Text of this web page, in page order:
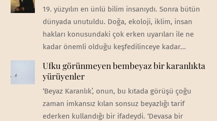
19. yüzyılın en ünlü bilim insanıydı. Sonra bütün
dünyada unutuldu. Doğa, ekoloji, iklim, insan
hakları konusundaki çok erken uyarıları ile ne
kadar önemli olduğu keşfedilinceye kadar...
Ufku görünmeyen bembeyaz bir karanlıkta
yürüyenler
‘Beyaz Karanlık’, onun, bu kıtada görüşü çoğu
zaman imkansız kılan sonsuz beyazlığı tarif
ederken kullandığı bir ifadeydi. ‘Devasa bir